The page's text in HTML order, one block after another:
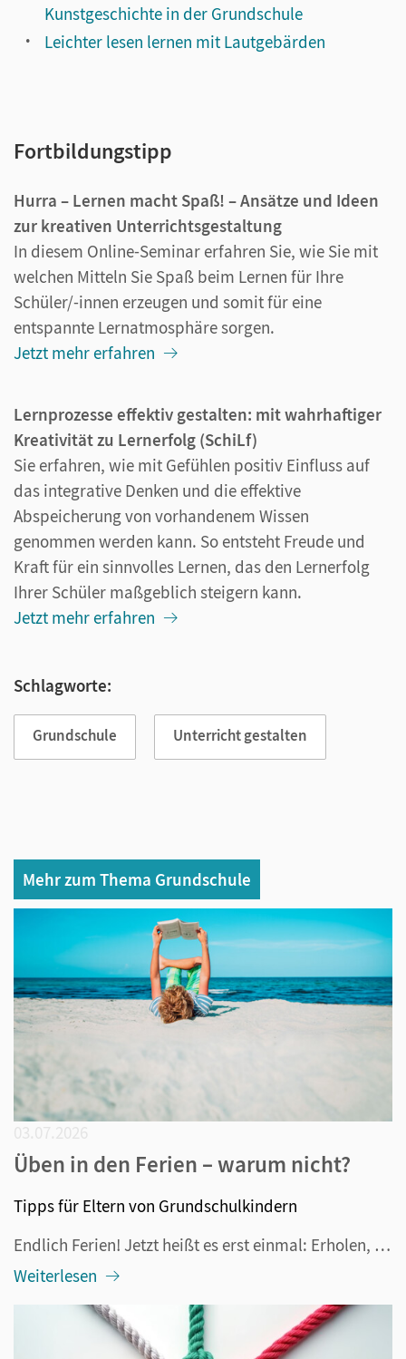
Kunstgeschichte in der Grundschule
Leichter lesen lernen mit Lautgebärden
Fortbildungstipp
Hurra – Lernen macht Spaß! – Ansätze und Ideen
zur kreativen Unterrichtsgestaltung
In diesem Online-Seminar erfahren Sie, wie Sie mit
welchen Mitteln Sie Spaß beim Lernen für Ihre
Schüler/-innen erzeugen und somit für eine
entspannte Lernatmosphäre sorgen.
Jetzt mehr erfahren
Lernprozesse effektiv gestalten: mit wahrhaftiger
Kreativität zu Lernerfolg (SchiLf)
Sie erfahren, wie mit Gefühlen positiv Einfluss auf
das integrative Denken und die effektive
Abspeicherung von vorhandenem Wissen
genommen werden kann. So entsteht Freude und
Kraft für ein sinnvolles Lernen, das den Lernerfolg
Ihrer Schüler maßgeblich steigern kann.
Jetzt mehr erfahren
Schlagworte:
Grundschule Unterricht gestalten
Mehr zum Thema Grundschule
Üben in den Ferien – warum nicht?
Tipps für Eltern von Grundschulkindern
Endlich Ferien! Jetzt heißt es erst einmal: Erholen, ausschlafen, nur das tun, wozu man Lust hat und in den Urlaub fahren. Aber deswegen muss ja nicht das Denken und Lernen eingestellt werden. Tatsächlich funktioniert das sowieso nicht, denn schließlich lernt das Gehirn immer und es lernt gern. Dazu...
Weiterlesen